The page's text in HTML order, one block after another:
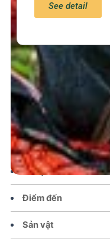
Trang chủ
Tin tức – Sự kiện
Chính sách
Văn hoá – Đời sống
Lễ hội
Điểm đến
Sản vật
See detail